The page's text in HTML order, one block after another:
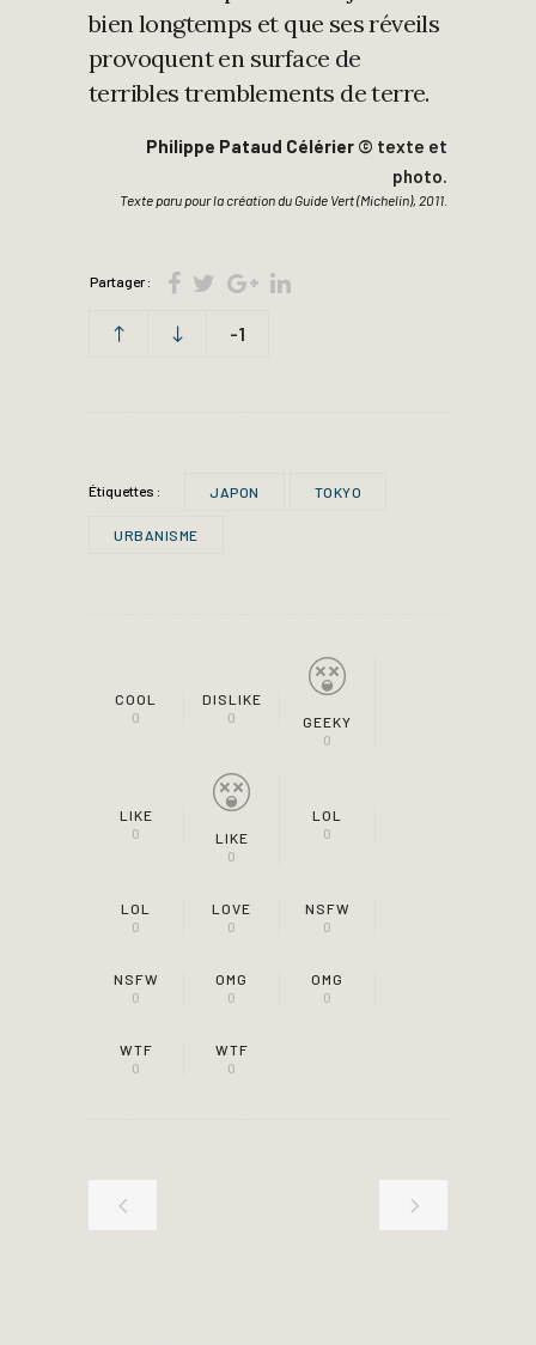
bien longtemps et que ses réveils
provoquent en surface de
terribles tremblements de terre.
Philippe Pataud Célérier © texte et
photo.
Texte paru pour la création du Guide Vert (Michelin), 2011
Partager :
-1
Étiquettes : JAPON TOKYO
URBANISME
COOL
0
DISLIKE
0
GEEKY
0
LIKE
0
LIKE
0
LOL
0
LOL
0
LOVE
0
NSFW
0
NSFW
0
OMG
0
OMG
0
WTF
0
WTF
0